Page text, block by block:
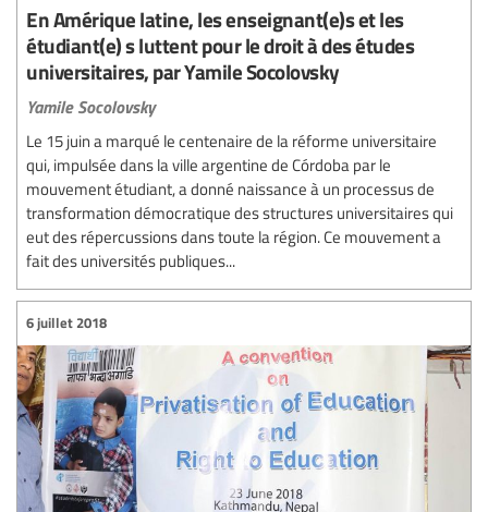
En Amérique latine, les enseignant(e)s et les
étudiant(e) s luttent pour le droit à des études
universitaires, par Yamile Socolovsky
Yamile Socolovsky
Le 15 juin a marqué le centenaire de la réforme universitaire
qui, impulsée dans la ville argentine de Córdoba par le
mouvement étudiant, a donné naissance à un processus de
transformation démocratique des structures universitaires qui
eut des répercussions dans toute la région. Ce mouvement a
fait des universités publiques...
6 juillet 2018